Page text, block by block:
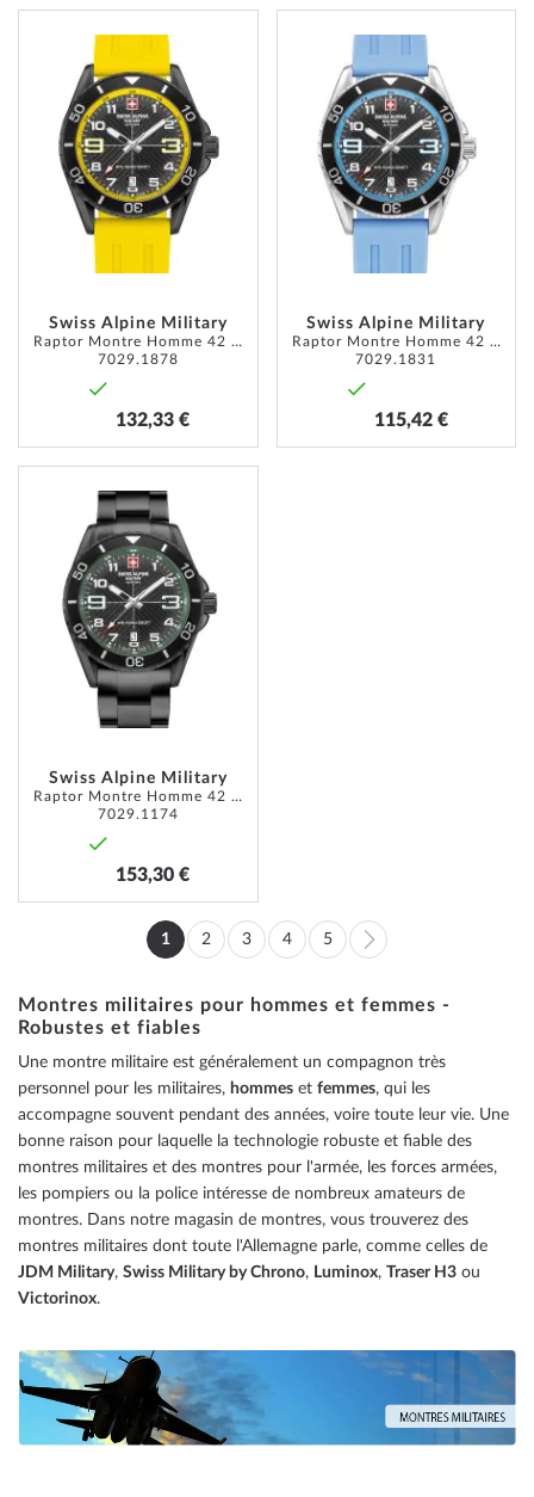
Swiss Alpine Military
Raptor Montre Homme 42 mm
7029.1878
132,33 €
LISTE
Swiss Alpine Military
Raptor Montre Homme 42 mm
7029.1831
115,42 €
LISTE
Swiss Alpine Military
Raptor Montre Homme 42 mm
7029.1174
153,30 €
LISTE
Page
Vous
actuellement
la
page
1
Page
2
Page
3
Page
4
Page
5
Page
Suivant
Montres militaires pour hommes et femmes -
Robustes et fiables
Une montre militaire est généralement un compagnon très
personnel pour les militaires, hommes et femmes, qui les
accompagne souvent pendant des années, voire toute leur vie. Une
bonne raison pour laquelle la technologie robuste et fiable des
montres militaires et des montres pour l'armée, les forces armées,
les pompiers ou la police intéresse de nombreux amateurs de
montres. Dans notre magasin de montres, vous trouverez des
montres militaires dont toute l'Allemagne parle, comme celles de
JDM Military, Swiss Military by Chrono, Luminox, Traser H3 ou
Victorinox.